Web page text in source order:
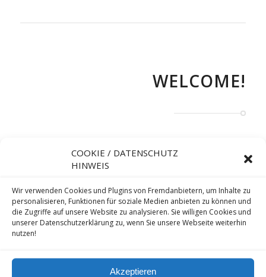
COOKIE / DATENSCHUTZ
HINWEIS
Wir verwenden Cookies und Plugins von Fremdanbietern, um Inhalte zu
personalisieren, Funktionen für soziale Medien anbieten zu können und
die Zugriffe auf unsere Website zu analysieren. Sie willigen Cookies und
unserer Datenschutzerklärung zu, wenn Sie unsere Webseite weiterhin
nutzen!
Akzeptieren
WELCOME!
Aenean commodo ligula eget dolor. Aenean massa. Cum sociis
natoque penatibus et magnis dis parturient montes, nascetur
pretium quis, sem. Nulla consequat massa quis enim. Donec
pede justo, fringilla vel, aliquet nec, vulputate eget, arcu.